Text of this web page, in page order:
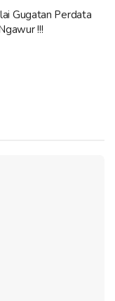
Gugatan Perdata
!!!